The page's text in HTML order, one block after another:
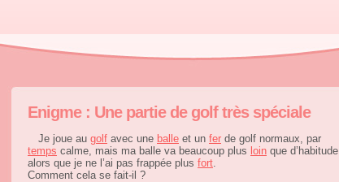
Enigme : Une partie de golf très spéciale
Je joue au golf avec une balle et un fer de golf normaux, par
temps calme, mais ma balle va beaucoup plus loin que d’habitude
alors que je ne l’ai pas frappée plus fort.
Comment cela se fait-il ?